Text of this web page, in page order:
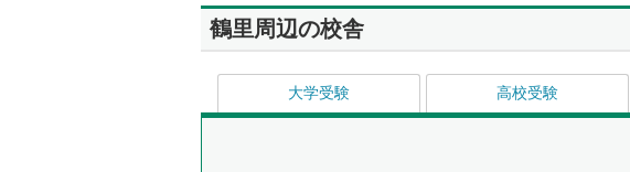
鶴里周辺の校舎
大学受験 高校受験